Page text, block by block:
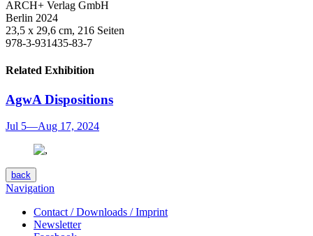
ARCH+ Verlag GmbH
Berlin 2024
23,5 x 29,6 cm, 216 Seiten
978-3-931435-83-7
Related Exhibition
AgwA Dispositions
Jul 5—Aug 17, 2024
back
Navigation
Contact / Downloads / Imprint
Newsletter